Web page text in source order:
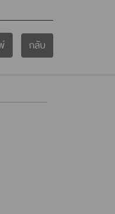
กลับ